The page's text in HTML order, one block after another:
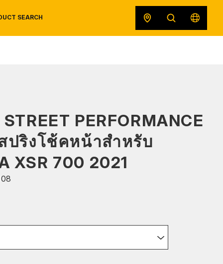
SEARCH
PERFORMANCE
ปริงโช้คหน้าสำหรับ
XSR 700 2021